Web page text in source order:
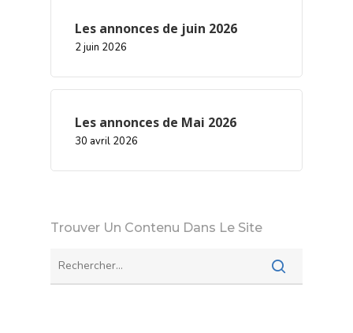
Les annonces de juin 2026
2 juin 2026
Les annonces de Mai 2026
30 avril 2026
Trouver Un Contenu Dans Le Site